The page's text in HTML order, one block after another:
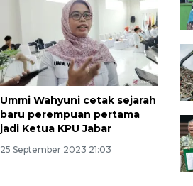
Ummi Wahyuni cetak sejarah
baru perempuan pertama
jadi Ketua KPU Jabar
25 September 2023 21:03